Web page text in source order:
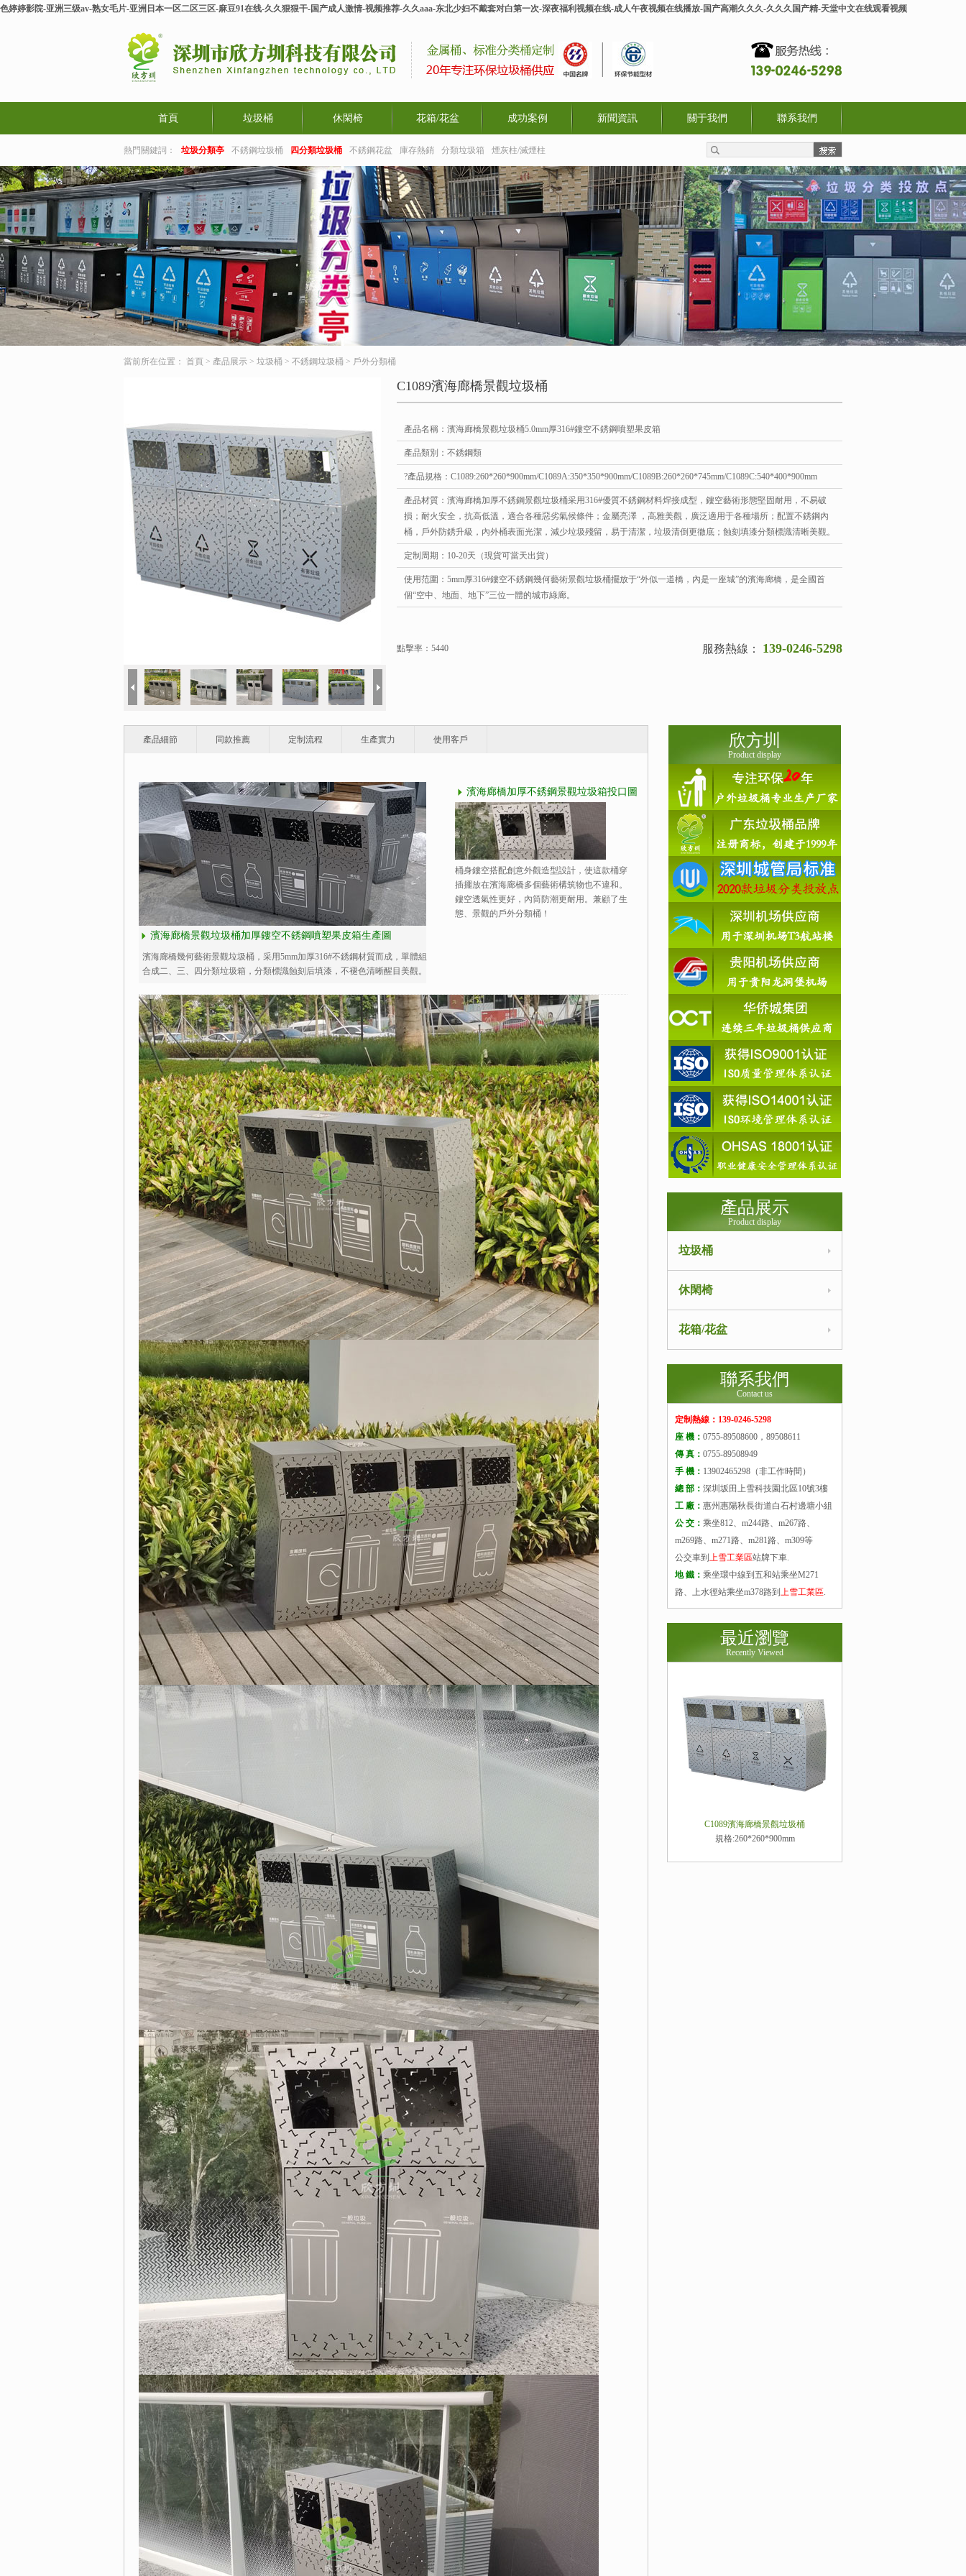
色婷婷影院-亚洲三级av-熟女毛片-亚洲日本一区二区三区-麻豆91在线-久久狠狠干-国产成人激情-视频推荐-久久aaa-东北少妇不戴套对白第一次-深夜福利视频在线-成人午夜视频在线播放-国产高潮久久久-久久久国产精-天堂中文在线观看视频
首頁 垃圾桶 休閑椅 花箱/花盆 成功案例 新聞資訊 關于我們 聯系我們
熱門關鍵詞： 垃圾分類亭 不銹鋼垃圾桶 四分類垃圾桶 不銹鋼花盆 庫存熱銷 分類垃圾箱 煙灰柱/滅煙柱
當前所在位置： 首頁 > 產品展示 > 垃圾桶 > 不銹鋼垃圾桶 > 戶外分類桶
C1089濱海廊橋景觀垃圾桶
產品名稱：濱海廊橋景觀垃圾桶5.0mm厚316#鏤空不銹鋼噴塑果皮箱
產品類別：不銹鋼類
?產品規格：C1089:260*260*900mm/C1089A:350*350*900mm/C1089B:260*260*745mm/C1089C:540*400*900mm
產品材質：濱海廊橋加厚不銹鋼景觀垃圾桶采用316#優質不銹鋼材料焊接成型，鏤空藝術形態堅固耐用，不易破
損；耐火安全，抗高低溫，適合各種惡劣氣候條件；金屬亮澤 ，高雅美觀，廣泛適用于各種場所；配置不銹鋼內
桶，戶外防銹升級，內外桶表面光潔，減少垃圾殘留，易于清潔，垃圾清倒更徹底；蝕刻填漆分類標識清晰美觀。
定制周期：10-20天（現貨可當天出貨）
使用范圍：5mm厚316#鏤空不銹鋼幾何藝術景觀垃圾桶擺放于“外似一道橋，內是一座城”的濱海廊橋，是全國首
個“空中、地面、地下”三位一體的城市綠廊。
點擊率：5440 服務熱線： 139-0246-5298
產品細節 同款推薦 定制流程 生產實力 使用客戶
濱海廊橋景觀垃圾桶加厚鏤空不銹鋼噴塑果皮箱生產圖
濱海廊橋幾何藝術景觀垃圾桶，采用5mm加厚316#不銹鋼材質而成，單體組
合成二、三、四分類垃圾箱，分類標識蝕刻后填漆，不褪色清晰醒目美觀。
濱海廊橋加厚不銹鋼景觀垃圾箱投口圖
桶身鏤空搭配創意外觀造型設計，使這款桶穿
插擺放在濱海廊橋多個藝術構筑物也不違和。
鏤空透氣性更好，內筒防潮更耐用。兼顧了生
態、景觀的戶外分類桶！
欣方圳
Product display
產品展示
Product display
垃圾桶
休閑椅
花箱/花盆
聯系我們
Contact us
定制熱線：139-0246-5298
座 機： 0755-89508600，89508611
傳 真： 0755-89508949
手 機： 13902465298（非工作時間）
總 部： 深圳坂田上雪科技園北區10號3樓
工 廠： 惠州惠陽秋長街道白石村邊塘小組
公 交： 乘坐812、m244路、m267路、
m269路、m271路、m281路、m309等
公交車到 上雪工業區站牌下車.
地 鐵： 乘坐環中線到五和站乘坐M271
路、上水徑站乘坐m378路到 上雪工業區.
最近瀏覽
Recently Viewed
C1089濱海廊橋景觀垃圾桶
規格:260*260*900mm